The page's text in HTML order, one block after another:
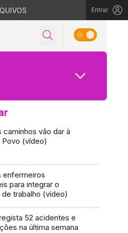
Entrar
caminhos vão dar à
Povo (vídeo)
enfermeiros
para integrar o
trabalho (vídeo)
52 acidentes e
na última semana